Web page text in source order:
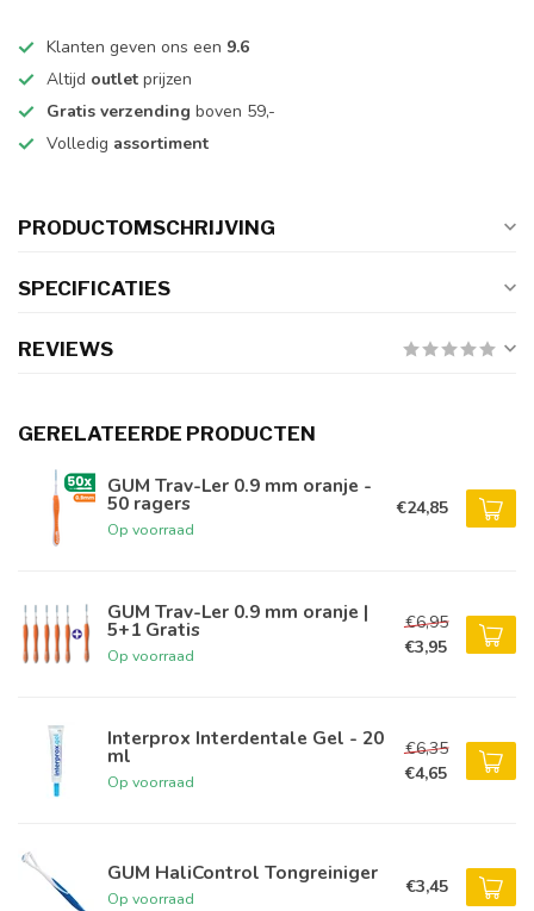
Klanten geven ons een 9.6
Altijd outlet prijzen
Gratis verzending boven 59,-
Volledig assortiment
PRODUCTOMSCHRIJVING
SPECIFICATIES
REVIEWS
GERELATEERDE PRODUCTEN
GUM Trav-Ler 0.9 mm oranje -
50 ragers
Op voorraad
€24,85
GUM Trav-Ler 0.9 mm oranje |
5+1 Gratis
Op voorraad
€6,95
€3,95
Interprox Interdentale Gel - 20
ml
Op voorraad
€6,35
€4,65
GUM HaliControl Tongreiniger
Op voorraad
€3,45